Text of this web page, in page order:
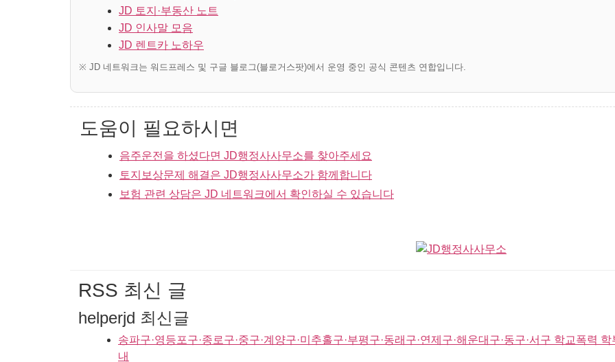
JD 토지·부동산 노트
JD 인사말 모음
JD 렌트카 노하우
※ JD 네트워크는 워드프레스 및 구글 블로그(블로거스팟)에서 운영 중인 공식 콘텐츠 연합입니다.
도움이 필요하시면
음주운전을 하셨다면 JD행정사사무소를 찾아주세요
토지보상문제 해결은 JD행정사사무소가 함께합니다
보험 관련 상담은 JD 네트워크에서 확인하실 수 있습니다
RSS 최신 글
helperjd 최신글
송파구·영등포구·종로구·중구·계양구·미추홀구·부평구·동래구·연제구·해운대구·동구·서구 학교폭력
내